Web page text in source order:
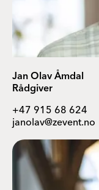
Jan Olav Åmdal
Rådgiver
+47 915 68 624
janolav@zevent.no